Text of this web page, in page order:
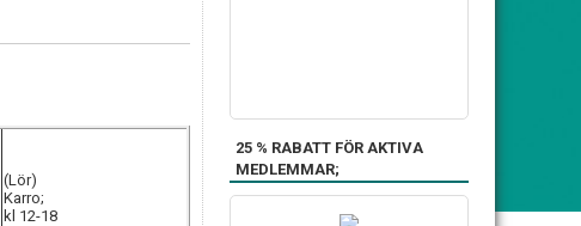
(Lör)
Karro;
kl 12-18
25 % RABATT FÖR AKTIVA
MEDLEMMAR;